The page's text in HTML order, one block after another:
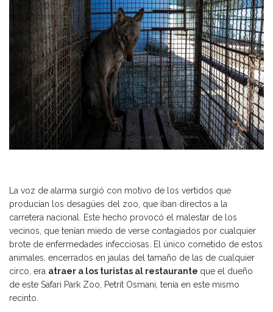
La voz de alarma surgió con motivo de los vertidos que
producían los desagües del zoo, que iban directos a la
carretera nacional. Este hecho provocó el malestar de los
vecinos, que tenían miedo de verse contagiados por cualquier
brote de enfermedades infecciosas. El único cometido de estos
animales, encerrados en jaulas del tamaño de las de cualquier
circo, era atraer a los turistas al restaurante que el dueño
de este Safari Park Zoo, Petrit Osmani, tenía en este mismo
recinto.